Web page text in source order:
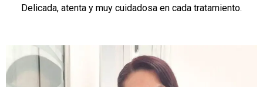
Delicada, atenta y muy cuidadosa en cada tratamiento.